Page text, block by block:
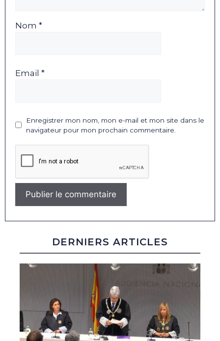
Nom *
Email *
Enregistrer mon nom, mon e-mail et mon site dans le
navigateur pour mon prochain commentaire.
DERNIERS ARTICLES